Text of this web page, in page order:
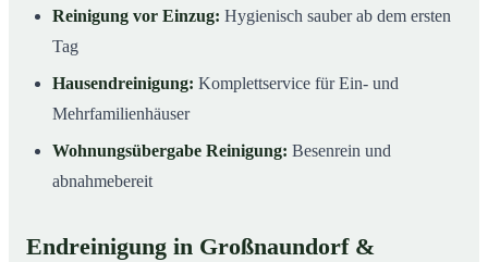
Reinigung vor Einzug: Hygienisch sauber ab dem ersten
Tag
Hausendreinigung: Komplettservice für Ein- und
Mehrfamilienhäuser
Wohnungsübergabe Reinigung: Besenrein und
abnahmebereit
Endreinigung in Großnaundorf &